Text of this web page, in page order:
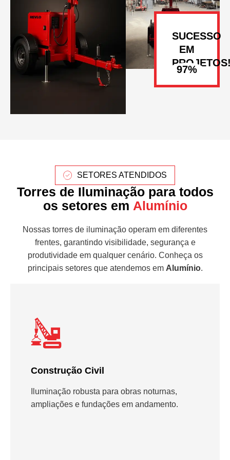
SUCESSO
EM
SETORES ATENDIDOS
Torres de Iluminação para todos
os setores em Alumínio
Nossas torres de iluminação operam em diferentes
frentes, garantindo visibilidade, segurança e
produtividade em qualquer cenário. Conheça os
principais setores que atendemos em Alumínio.
Construção Civil
Iluminação robusta para obras noturnas,
ampliações e fundações em andamento.